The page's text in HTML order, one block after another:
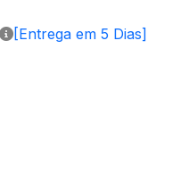
[Entrega em 5 Dias]